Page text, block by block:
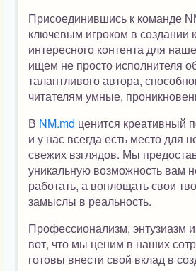
Присоединившись к команде
ключевым игроком в создании
интересного контента для
ищем не просто исполнителя
талантливого автора,
читателям умные,
В NM.md ценится креативный
и у нас всегда есть место для
свежих взглядов. Мы
уникальную возможность вам
работать, а воплощать свои
замыслы в реальность.
Профессионализм, энтузиазм
вот, что мы ценим в наших
готовы внести свой вклад в